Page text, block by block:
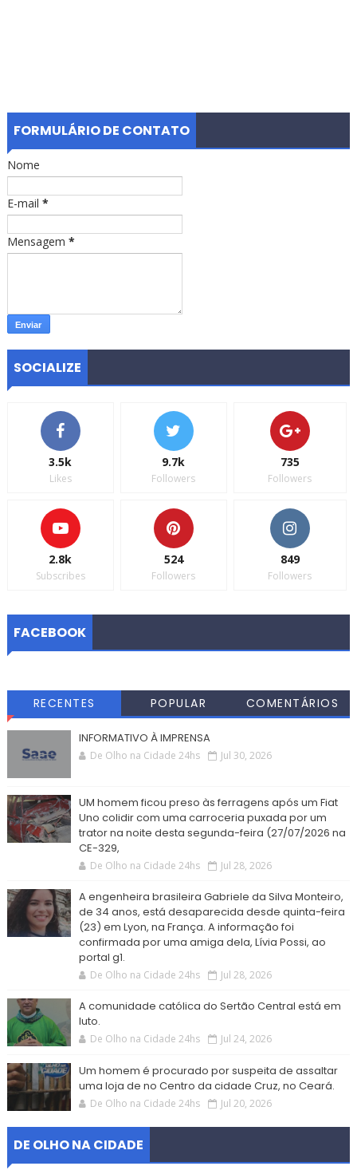
FORMULÁRIO DE CONTATO
Nome
E-mail *
Mensagem *
SOCIALIZE
3.5k
Likes
9.7k
Followers
735
Followers
2.8k
Subscribes
524
Followers
849
Followers
FACEBOOK
RECENTES POPULAR COMENTÁRIOS
INFORMATIVO À IMPRENSA
De Olho na Cidade 24hs Jul 30, 2026
UM homem ficou preso às ferragens após um Fiat
Uno colidir com uma carroceria puxada por um
trator na noite desta segunda-feira (27/07/2026 na
CE-329,
De Olho na Cidade 24hs Jul 28, 2026
A engenheira brasileira Gabriele da Silva Monteiro,
de 34 anos, está desaparecida desde quinta-feira
(23) em Lyon, na França. A informação foi
confirmada por uma amiga dela, Lívia Possi, ao
portal g1.
De Olho na Cidade 24hs Jul 28, 2026
A comunidade católica do Sertão Central está em
luto.
De Olho na Cidade 24hs Jul 24, 2026
Um homem é procurado por suspeita de assaltar
uma loja de no Centro da cidade Cruz, no Ceará.
De Olho na Cidade 24hs Jul 20, 2026
DE OLHO NA CIDADE